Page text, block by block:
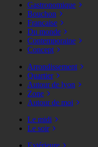
Gastronomique
Bouchon
Française
Du monde
Contemporaine
Concept
Arrondissement
Quartier
Autour de lyon
Zone
Autour de moi
Le midi
Le soir
Extérieure